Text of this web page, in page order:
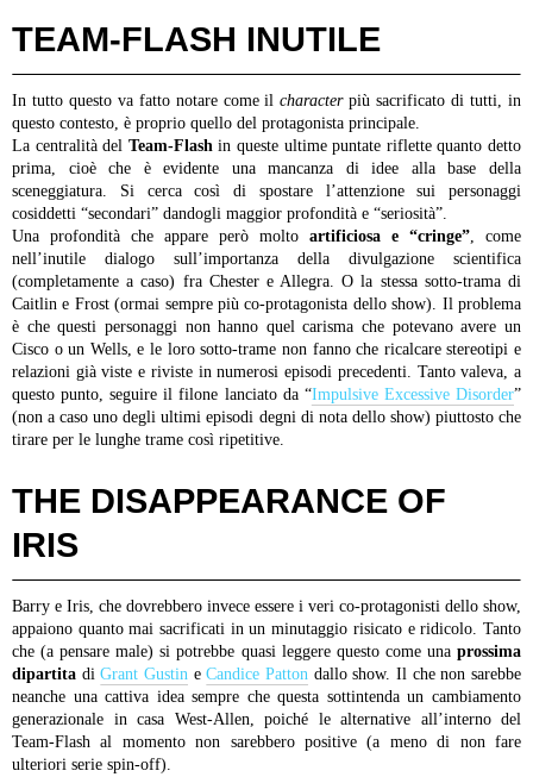
TEAM-FLASH INUTILE
In tutto questo va fatto notare come ilcharacterpiù sacrificato di tutti, in
questo contesto, è proprio quello del protagonista principale.
La centralità del Team-Flashin queste ultime puntate riflette quanto detto
prima, cioè che è evidente una mancanza di idee alla base della
sceneggiatura. Si cerca così di spostare l’attenzione sui personaggi
cosiddetti “secondari” dandogli maggior profondità e “seriosità”.
Una profondità che appare però molto artificiosa e “cringe”, come
nell’inutile dialogo sull’importanza della divulgazione scientifica
(completamente a caso) fra Chester e Allegra. O la stessa sotto-trama di
Caitlin e Frost (ormai sempre più co-protagonista dello show). Il problema
è che questi personaggi non hanno quel carisma che potevano avere un
Cisco o un Wells, e le loro sotto-trame non fanno che ricalcare stereotipi e
relazioni già viste e riviste in numerosi episodi precedenti. Tanto valeva, a
questo punto, seguire il filone lanciato da “Impulsive Excessive Disorder”
(non a caso uno degli ultimi episodi degni di nota dello show) piuttosto che
tirare per le lunghe trame così ripetitive.
THE DISAPPEARANCE OF
IRIS
Barry e Iris, che dovrebbero invece essere i veri co-protagonisti dello show,
appaiono quanto mai sacrificati in un minutaggio risicato e ridicolo. Tanto
che (a pensare male) si potrebbe quasi leggere questo come una prossima
dipartita diGrant Gustin eCandice Patton dallo show. Il che non sarebbe
neanche una cattiva idea sempre che questa sottintenda un cambiamento
generazionale in casa West-Allen, poiché le alternative all’interno del
Team-Flash al momento non sarebbero positive (a meno di non fare
ulteriori serie spin-off).